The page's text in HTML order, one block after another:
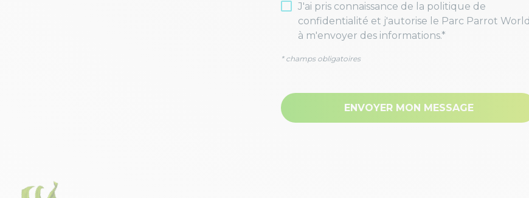
J'ai pris connaissance de la politique de
confidentialité et j'autorise le Parc Parrot World
à m'envoyer des informations.*
* champs obligatoires
ENVOYER MON MESSAGE